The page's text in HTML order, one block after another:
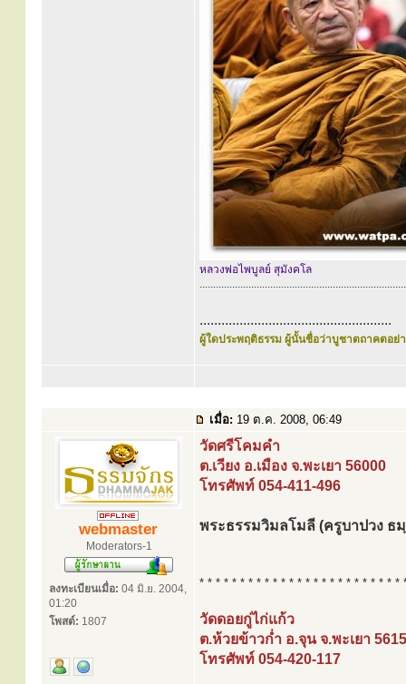
หลวงพ่อไพบูลย์ สุมังคโล
............................................................................
.....................................................
ผู้ใดประพฤติธรรม ผู้นั้นชื่อว่าบูชาตถาคตอย่า
เมื่อ: 19 ต.ค. 2008, 06:49
webmaster
Moderators-1
ลงทะเบียนเมื่อ: 04 มิ.ย. 2004,
01:20
โพสต์: 1807
วัดศรีโคมคำ
ต.เวียง อ.เมือง จ.พะเยา 56000
โทรศัพท์ 054-411-496
พระธรรมวิมลโมลี (ครูบาปวง ธ
* * * * * * * * * * * * * * * * * * * * * * * * *
วัดดอยกู่ไก่แก้ว
ต.ห้วยข้าวก่ำ อ.จุน จ.พะเยา
โทรศัพท์ 054-420-117